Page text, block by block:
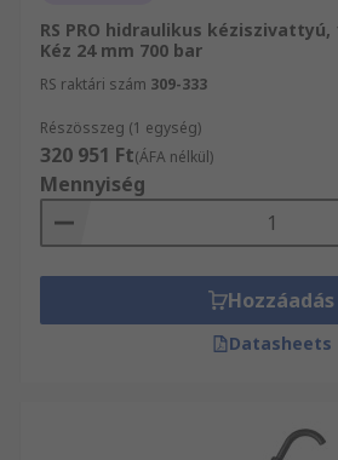
RS PRO hidraulikus kéziszivattyú,
Kéz 24 mm 700 bar
RS raktári szám 309-333
Részösszeg (1 egység)
320 951 Ft(ÁFA nélkül)
Mennyiség
Hozzáadás
Datasheets